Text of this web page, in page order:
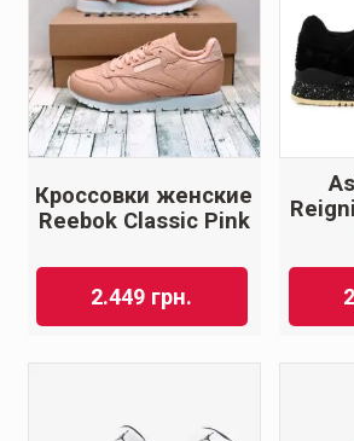
Кроссовки женские
Reebok Classic Pink
2.449 грн.